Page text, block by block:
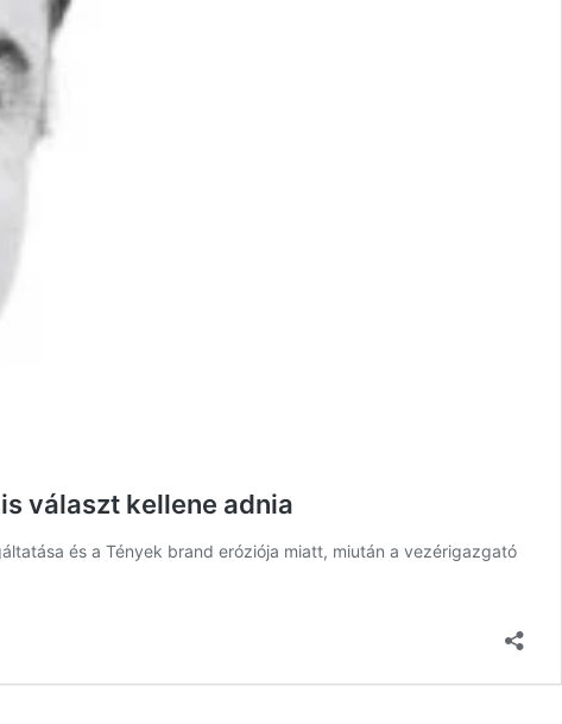
választ kellene adnia
és a Tények brand eróziója miatt, miután a vezérigazgató